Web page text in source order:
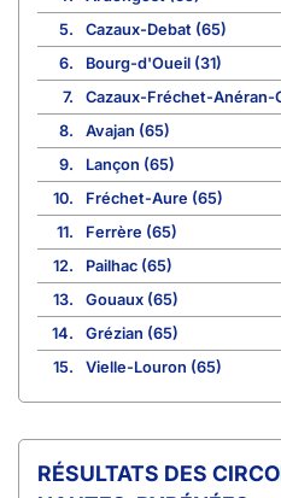
5.
Cazaux-Debat (65)
6.
Bourg-d'Oueil (31)
7.
Cazaux-Fréchet-Anéran-
8.
Avajan (65)
9.
Lançon (65)
10.
Fréchet-Aure (65)
11.
Ferrère (65)
12.
Pailhac (65)
13.
Gouaux (65)
14.
Grézian (65)
15.
Vielle-Louron (65)